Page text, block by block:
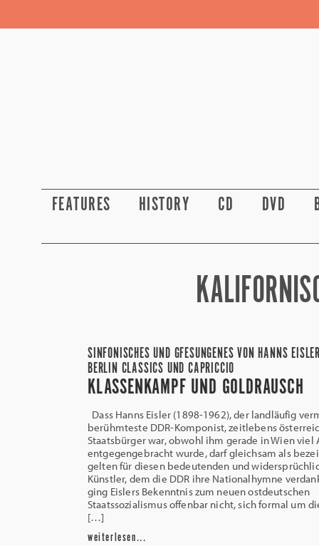
FEATURES HISTORY CD DVD
SINFONISCHES UND GFESUNGENES VON HANNS
BERLIN CLASSICS UND CAPRICCIO
KLASSENKAMPF UND GOLDRAUSCH
Dass Hanns Eisler (1898-1962), der landläufig
berühmteste DDR-Komponist, zeitlebens
Staatsbürger war, obwohl ihm gerade in Wien viel
entgegengebracht wurde, darf gleichsam als
gelten für diesen bedeutenden und
Künstler, dem die DDR ihre Nationalhymne
ging Eislers Bekenntnis zum neuen ostdeutschen
Staatssozialismus offenbar nicht, sich formal um
[…]
weiterlesen...